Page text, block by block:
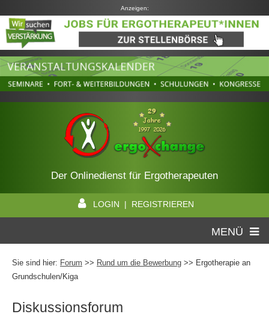
Anzeigen:
Der Onlinedienst für Ergotherapeuten
LOGIN | REGISTRIEREN
MENÜ
Sie sind hier: Forum >> Rund um die Bewerbung >> Ergotherapie an
Grundschulen/Kiga
Diskussionsforum